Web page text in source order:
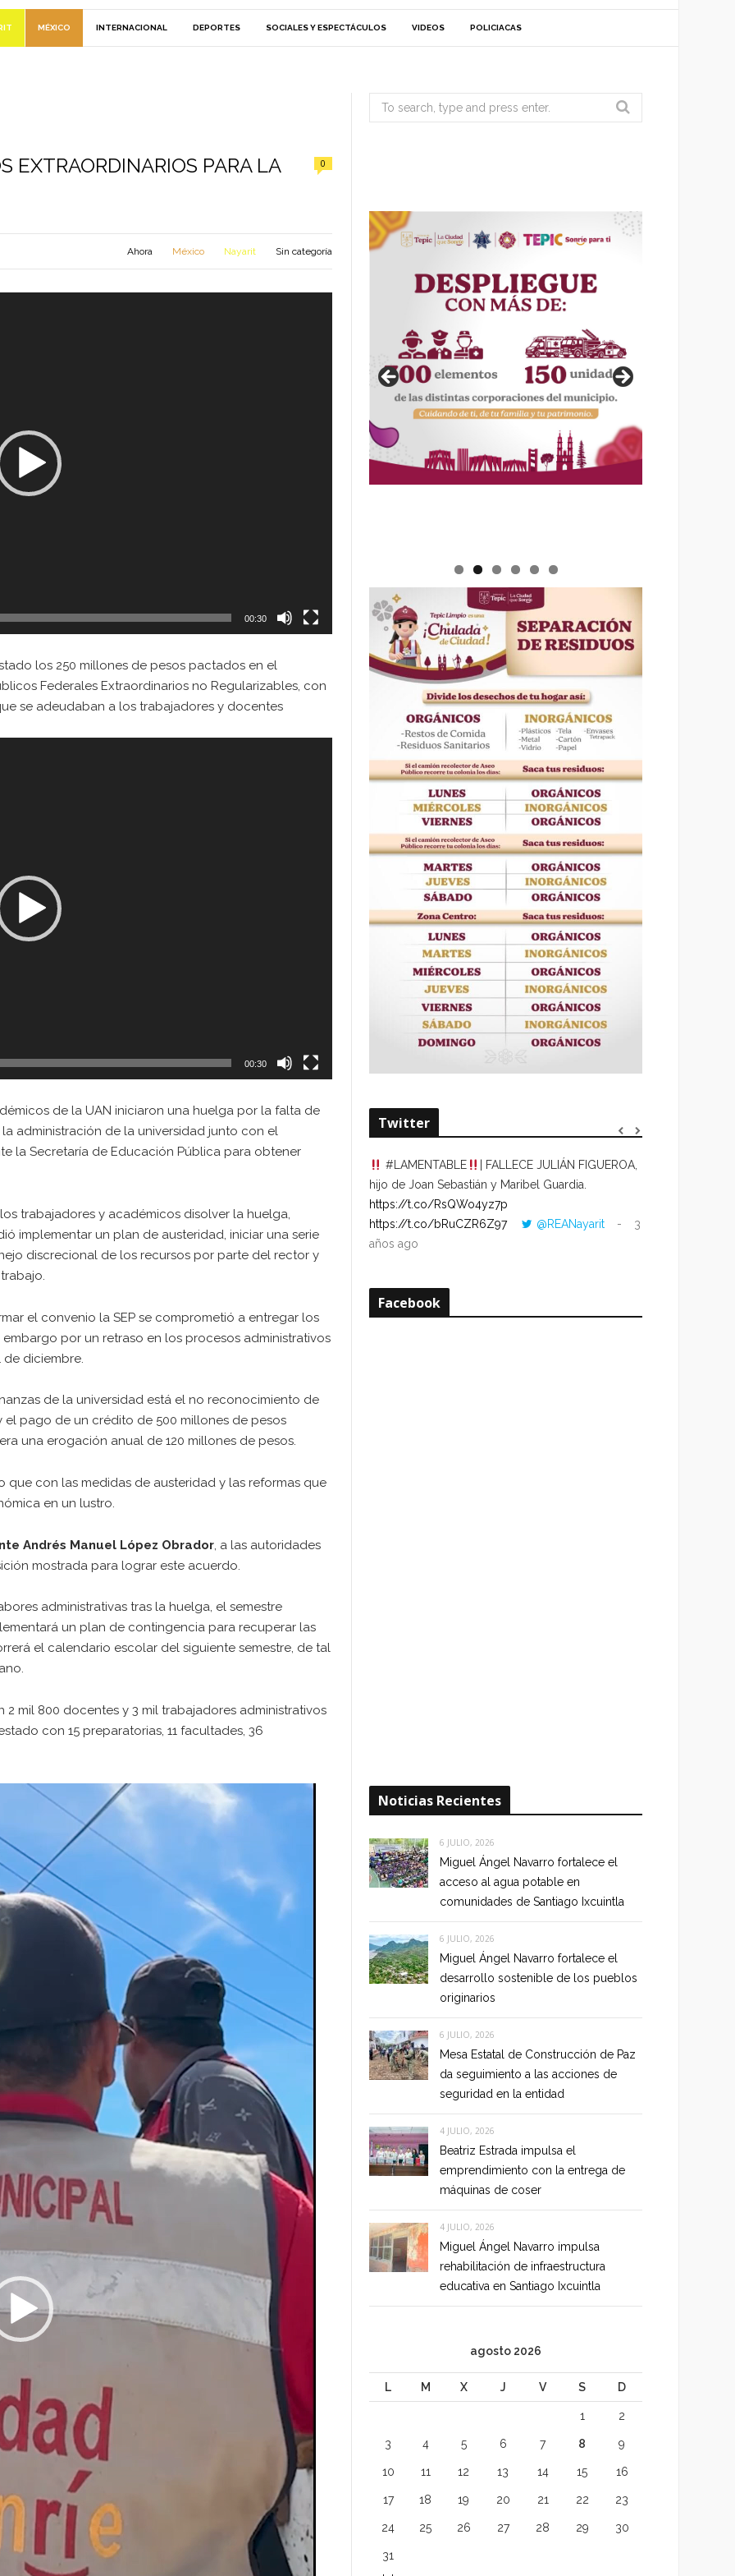
MÉXICO INTERNACIONAL DEPORTES SOCIALES Y ESPECTÁCULOS VIDEOS POLICIACAS
EXTRAORDINARIOS PARA LA
0
Ahora México Nayarit Sin categoría
00:30
los 250 millones de pesos pactados en el
Federales Extraordinarios no Regularizables, con
se adeudaban a los trabajadores y docentes
00:30
de la UAN iniciaron una huelga por la falta de
administración de la universidad junto con el
la Secretaría de Educación Pública para obtener
trabajadores y académicos disolver la huelga,
implementar un plan de austeridad, iniciar una serie
discrecional de los recursos por parte del rector y
el convenio la SEP se comprometió a entregar los
por un retraso en los procesos administrativos
diciembre.
de la universidad está el no reconocimiento de
pago de un crédito de 500 millones de pesos
una erogación anual de 120 millones de pesos.
con las medidas de austeridad y las reformas que
en un lustro.
Andrés Manuel López Obrador, a las autoridades
mostrada para lograr este acuerdo.
administrativas tras la huelga, el semestre
un plan de contingencia para recuperar las
el calendario escolar del siguiente semestre, de tal
mil 800 docentes y 3 mil trabajadores administrativos
con 15 preparatorias, 11 facultades, 36
Search
for:
Twitter
#LAMENTABLE
| FALLECE JULIÁN FIGUEROA,
hijo de Joan Sebastián y Maribel Guardia.
https://t.co/RsQWo4yz7p
https://t.co/bRuCZR6Z97
@REANayarit
3
años ago
Facebook
Noticias Recientes
6 JULIO, 2026
Miguel Ángel Navarro fortalece el
acceso al agua potable en
comunidades de Santiago Ixcuintla
6 JULIO, 2026
Miguel Ángel Navarro fortalece el
desarrollo sostenible de los pueblos
originarios
6 JULIO, 2026
Mesa Estatal de Construcción de Paz
da seguimiento a las acciones de
seguridad en la entidad
4 JULIO, 2026
Beatriz Estrada impulsa el
emprendimiento con la entrega de
máquinas de coser
4 JULIO, 2026
Miguel Ángel Navarro impulsa
rehabilitación de infraestructura
educativa en Santiago Ixcuintla
agosto 2026
L M X J V S D
1 2
3 4 5 6 7 8 9
10 11 12 13 14 15 16
17 18 19 20 21 22 23
24 25 26 27 28 29 30
31